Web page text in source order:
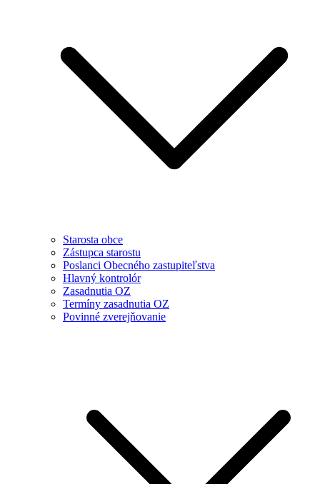
Starosta obce
Zástupca starostu
Poslanci Obecného zastupiteľstva
Hlavný kontrolór
Zasadnutia OZ
Termíny zasadnutia OZ
Povinné zverejňovanie